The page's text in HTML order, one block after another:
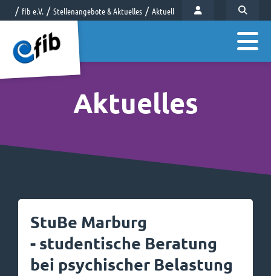
fib e.V. Stellenangebote & Aktuelles Aktuelles
Aktuelles
StuBe Marburg
- studentische Beratung
bei psychischer Belastung